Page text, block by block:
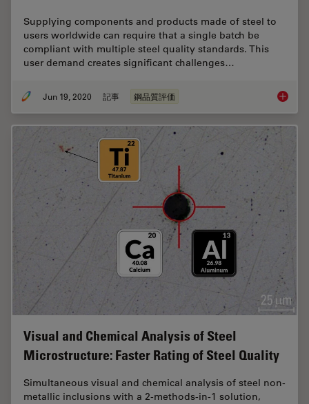
Supplying components and products made of steel to
users worldwide can require that a single batch be
compliant with multiple steel quality standards. This
user demand creates significant challenges…
Jun 19, 2020 記事 鋼品質評価 Top
Visual and Chemical Analysis of Steel
Microstructure: Faster Rating of Steel Quality
Simultaneous visual and chemical analysis of steel non-
metallic inclusions with a 2-methods-in-1 solution,